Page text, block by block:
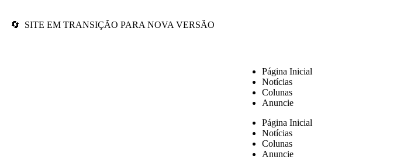
🔄 SITE EM TRANSIÇÃO PARA NOVA VERSÃO
Página Inicial
Notícias
Colunas
Anuncie
Página Inicial
Notícias
Colunas
Anuncie